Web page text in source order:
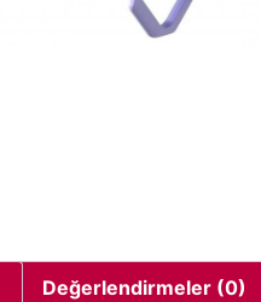
Değerlendirmeler (0)